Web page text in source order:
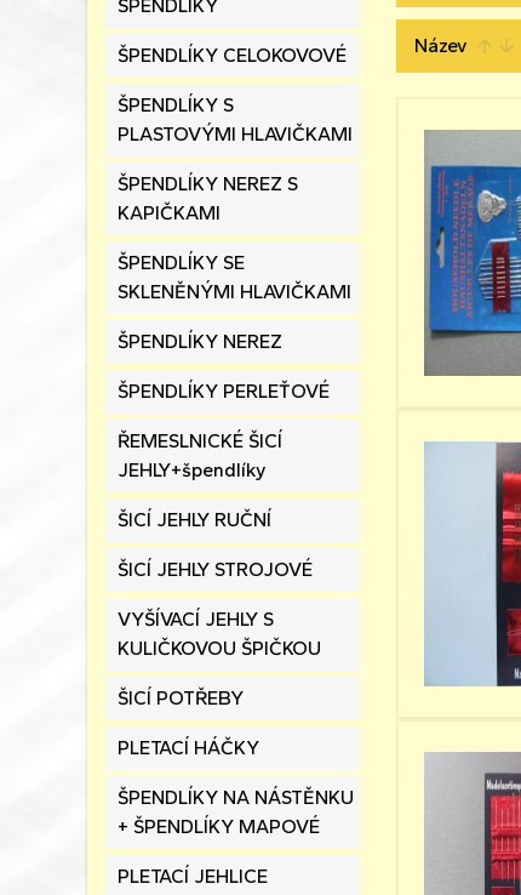
ŠPENDLÍKY
ŠPENDLÍKY CELOKOVOVÉ
ŠPENDLÍKY S
PLASTOVÝMI HLAVIČKAMI
ŠPENDLÍKY NEREZ S
KAPIČKAMI
ŠPENDLÍKY SE
SKLENĚNÝMI HLAVIČKAMI
ŠPENDLÍKY NEREZ
ŠPENDLÍKY PERLEŤOVÉ
ŘEMESLNICKÉ ŠICÍ
JEHLY+špendlíky
ŠICÍ JEHLY RUČNÍ
ŠICÍ JEHLY STROJOVÉ
VYŠÍVACÍ JEHLY S
KULIČKOVOU ŠPIČKOU
ŠICÍ POTŘEBY
PLETACÍ HÁČKY
ŠPENDLÍKY NA NÁSTĚNKU
+ ŠPENDLÍKY MAPOVÉ
PLETACÍ JEHLICE
Název arrow_upward arrow_downward